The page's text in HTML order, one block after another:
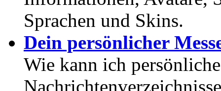
Sprachen und Skins.
Dein persönlicher
Wie kann ich